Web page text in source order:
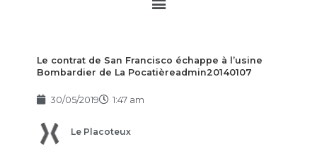
Le contrat de San Francisco échappe à l’usine
Bombardier de La Pocatièreadmin20140107
30/05/2019 1:47 am
Le Placoteux